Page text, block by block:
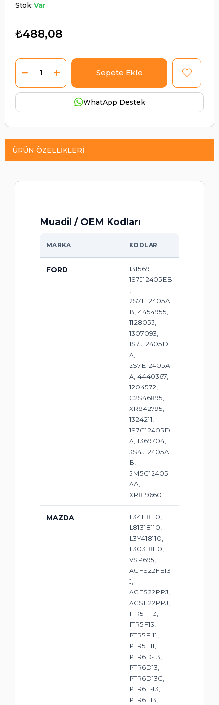
Stok:Var
₺488,08
WhatApp Destek
ÜRÜN ÖZELLIKLERI
Muadil / OEM Kodları
MARKA KODLAR
FORD
1315691,
1S7J12405EB
2S7E12405A
B, 4454955,
1128053,
1307093,
1S7J12405D
A,
2S7E12405A
A, 4440367,
1204572,
C2S46895,
XR842795,
1324211,
1S7G12405D
A, 1369704,
3S4J12405A
B,
5M5G12405
AA,
XR819660
MAZDA
L34118110,
L81318110,
L3Y418110,
L30318110,
VSP695,
AGFS22FE13
J,
AGFS22PPJ,
AGSF22PPJ,
ITR5F-13,
ITR5F13,
PTR5F-11,
PTR5F11,
PTR6D-13,
PTR6D13,
PTR6D13G,
PTR6F-13,
PTR6F13,